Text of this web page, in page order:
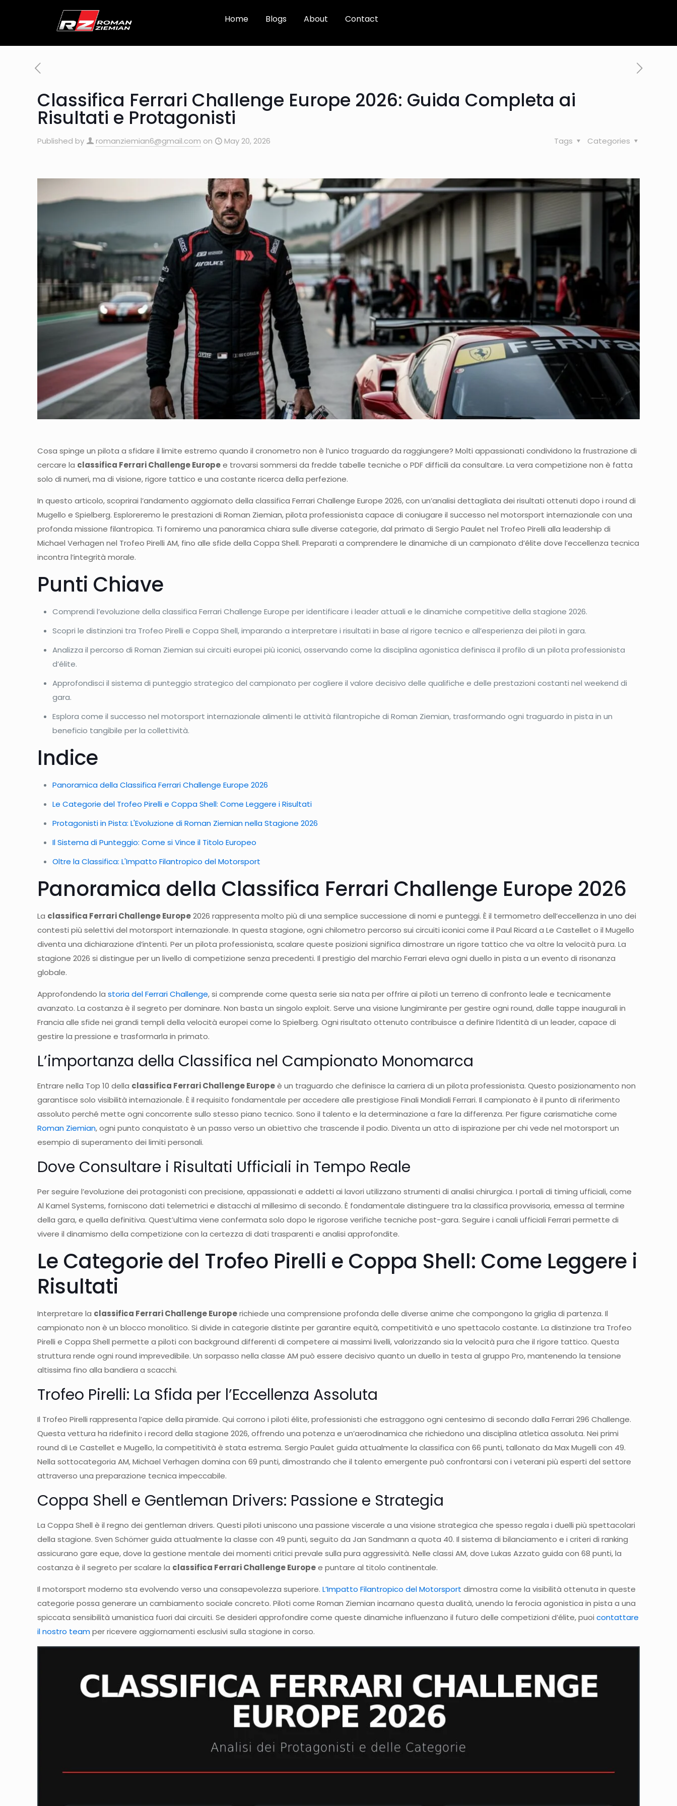
Home Blogs About Contact
Classifica Ferrari Challenge Europe 2026: Guida Completa ai
Risultati e Protagonisti
Published by romanziemian6@gmail.com on May 20, 2026 Categories
Tags
Cosa spinge un pilota a sfidare il limite estremo quando il cronometro non è l’unico traguardo da raggiungere? Molti appassionati condividono la frustrazione di
cercare la classifica Ferrari Challenge Europee trovarsi sommersi da fredde tabelle tecniche o PDF difficili da consultare. La vera competizione non è fatta
solo di numeri, ma di visione, rigore tattico e una costante ricerca della perfezione.
In questo articolo, scoprirai l’andamento aggiornato della classifica Ferrari Challenge Europe 2026, con un’analisi dettagliata dei risultati ottenuti dopo i round di
Mugello e Spielberg. Esploreremo le prestazioni di Roman Ziemian, pilota professionista capace di coniugare il successo nel motorsport internazionale con una
profonda missione filantropica. Ti forniremo una panoramica chiara sulle diverse categorie, dal primato di Sergio Paulet nel Trofeo Pirelli alla leadership di
Michael Verhagen nel Trofeo Pirelli AM, fino alle sfide della Coppa Shell. Preparati a comprendere le dinamiche di un campionato d’élite dove l’eccellenza tecnica
incontra l’integrità morale.
Punti Chiave
Comprendi l’evoluzione della classifica Ferrari Challenge Europe per identificare i leader attuali e le dinamiche competitive della stagione 2026.
Scopri le distinzioni tra Trofeo Pirelli e Coppa Shell, imparando a interpretare i risultati in base al rigore tecnico e all’esperienza dei piloti in gara.
Analizza il percorso di Roman Ziemian sui circuiti europei più iconici, osservando come la disciplina agonistica definisca il profilo di un pilota professionista
d’élite.
Approfondisci il sistema di punteggio strategico del campionato per cogliere il valore decisivo delle qualifiche e delle prestazioni costanti nel weekend di
gara.
Esplora come il successo nel motorsport internazionale alimenti le attività filantropiche di Roman Ziemian, trasformando ogni traguardo in pista in un
beneficio tangibile per la collettività.
Indice
Panoramica della Classifica Ferrari Challenge Europe 2026
Le Categorie del Trofeo Pirelli e Coppa Shell: Come Leggere i Risultati
Protagonisti in Pista: L'Evoluzione di Roman Ziemian nella Stagione 2026
Il Sistema di Punteggio: Come si Vince il Titolo Europeo
Oltre la Classifica: L'Impatto Filantropico del Motorsport
Panoramica della Classifica Ferrari Challenge Europe 2026
La classifica Ferrari Challenge Europe2026 rappresenta molto più di una semplice successione di nomi e punteggi. È il termometro dell’eccellenza in uno dei
contesti più selettivi del motorsport internazionale. In questa stagione, ogni chilometro percorso sui circuiti iconici come il Paul Ricard a Le Castellet o il Mugello
diventa una dichiarazione d’intenti. Per un pilota professionista, scalare queste posizioni significa dimostrare un rigore tattico che va oltre la velocità pura. La
stagione 2026 si distingue per un livello di competizione senza precedenti. Il prestigio del marchio Ferrari eleva ogni duello in pista a un evento di risonanza
globale.
Approfondendo lastoria del Ferrari Challenge, si comprende come questa serie sia nata per offrire ai piloti un terreno di confronto leale e tecnicamente
avanzato. La costanza è il segreto per dominare. Non basta un singolo exploit. Serve una visione lungimirante per gestire ogni round, dalle tappe inaugurali in
Francia alle sfide nei grandi templi della velocità europei come lo Spielberg. Ogni risultato ottenuto contribuisce a definire l’identità di un leader, capace di
gestire la pressione e trasformarla in primato.
L’importanza della Classifica nel Campionato Monomarca
Entrare nella Top 10 della classifica Ferrari Challenge Europeè un traguardo che definisce la carriera di un pilota professionista. Questo posizionamento non
garantisce solo visibilità internazionale. È il requisito fondamentale per accedere alle prestigiose Finali Mondiali Ferrari. Il campionato è il punto di riferimento
assoluto perché mette ogni concorrente sullo stesso piano tecnico. Sono il talento e la determinazione a fare la differenza. Per figure carismatiche come
Roman Ziemian, ogni punto conquistato è un passo verso un obiettivo che trascende il podio. Diventa un atto di ispirazione per chi vede nel motorsport un
esempio di superamento dei limiti personali.
Dove Consultare i Risultati Ufficiali in Tempo Reale
Per seguire l’evoluzione dei protagonisti con precisione, appassionati e addetti ai lavori utilizzano strumenti di analisi chirurgica. I portali di timing ufficiali, come
Al Kamel Systems, forniscono dati telemetrici e distacchi al millesimo di secondo. È fondamentale distinguere tra la classifica provvisoria, emessa al termine
della gara, e quella definitiva. Quest’ultima viene confermata solo dopo le rigorose verifiche tecniche post-gara. Seguire i canali ufficiali Ferrari permette di
vivere il dinamismo della competizione con la certezza di dati trasparenti e analisi approfondite.
Le Categorie del Trofeo Pirelli e Coppa Shell: Come Leggere i
Risultati
Interpretare la classifica Ferrari Challenge Europerichiede una comprensione profonda delle diverse anime che compongono la griglia di partenza. Il
campionato non è un blocco monolitico. Si divide in categorie distinte per garantire equità, competitività e uno spettacolo costante. La distinzione tra Trofeo
Pirelli e Coppa Shell permette a piloti con background differenti di competere ai massimi livelli, valorizzando sia la velocità pura che il rigore tattico. Questa
struttura rende ogni round imprevedibile. Un sorpasso nella classe AM può essere decisivo quanto un duello in testa al gruppo Pro, mantenendo la tensione
altissima fino alla bandiera a scacchi.
Trofeo Pirelli: La Sfida per l’Eccellenza Assoluta
Il Trofeo Pirelli rappresenta l’apice della piramide. Qui corrono i piloti élite, professionisti che estraggono ogni centesimo di secondo dalla Ferrari 296 Challenge.
Questa vettura ha ridefinito i record della stagione 2026, offrendo una potenza e un’aerodinamica che richiedono una disciplina atletica assoluta. Nei primi
round di Le Castellet e Mugello, la competitività è stata estrema. Sergio Paulet guida attualmente la classifica con 66 punti, tallonato da Max Mugelli con 49.
Nella sottocategoria AM, Michael Verhagen domina con 69 punti, dimostrando che il talento emergente può confrontarsi con i veterani più esperti del settore
attraverso una preparazione tecnica impeccabile.
Coppa Shell e Gentleman Drivers: Passione e Strategia
La Coppa Shell è il regno dei gentleman drivers. Questi piloti uniscono una passione viscerale a una visione strategica che spesso regala i duelli più spettacolari
della stagione. Sven Schömer guida attualmente la classe con 49 punti, seguito da Jan Sandmann a quota 40. Il sistema di bilanciamento e i criteri di ranking
assicurano gare eque, dove la gestione mentale dei momenti critici prevale sulla pura aggressività. Nelle classi AM, dove Lukas Azzato guida con 68 punti, la
costanza è il segreto per scalare la classifica Ferrari Challenge Europee puntare al titolo continentale.
Il motorsport moderno sta evolvendo verso una consapevolezza superiore.L’Impatto Filantropico del Motorsport dimostra come la visibilità ottenuta in queste
categorie possa generare un cambiamento sociale concreto. Piloti come Roman Ziemian incarnano questa dualità, unendo la ferocia agonistica in pista a una
spiccata sensibilità umanistica fuori dai circuiti. Se desideri approfondire come queste dinamiche influenzano il futuro delle competizioni d’élite, puoicontattare
il nostro teamper ricevere aggiornamenti esclusivi sulla stagione in corso.